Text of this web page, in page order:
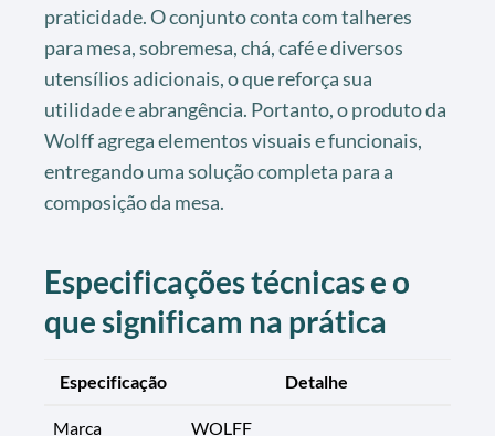
praticidade. O conjunto conta com talheres
para mesa, sobremesa, chá, café e diversos
utensílios adicionais, o que reforça sua
utilidade e abrangência. Portanto, o produto da
Wolff agrega elementos visuais e funcionais,
entregando uma solução completa para a
composição da mesa.
Especificações técnicas e o
que significam na prática
Especificação Detalhe
Marca WOLFF